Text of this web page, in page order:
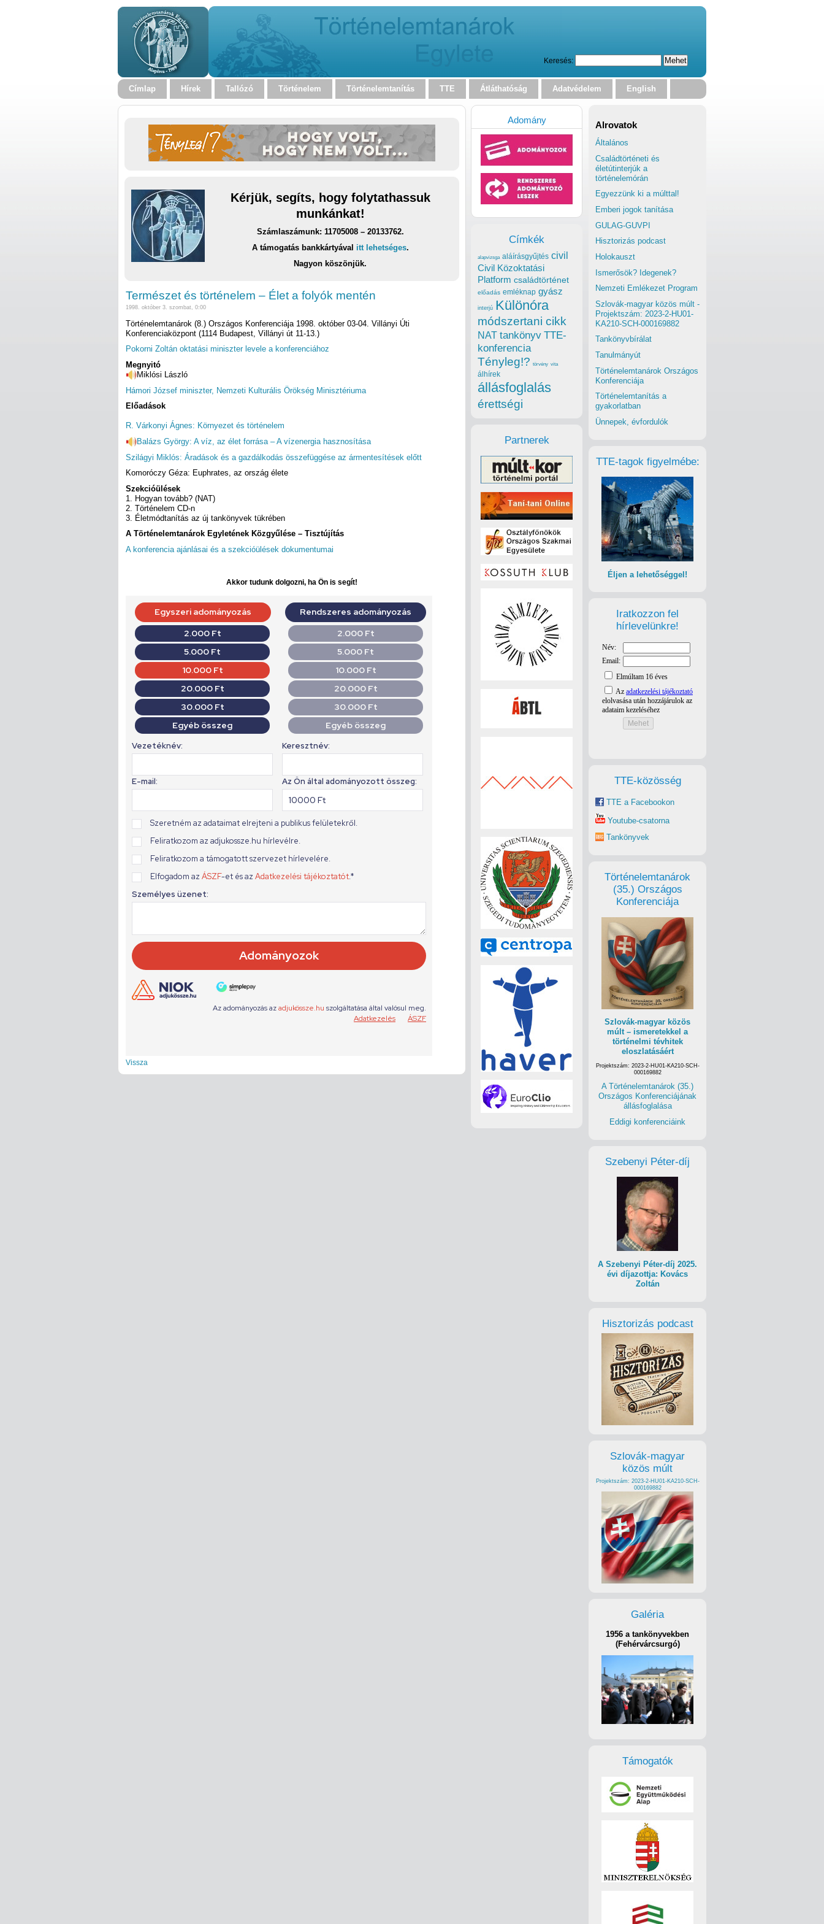
Keresés:
Címlap Hírek Tallózó Történelem Történelemtanítás TTE Átláthatóság Adatvédelem English
Kérjük, segíts, hogy folytathassuk
munkánkat!
Számlaszámunk: 11705008 – 20133762.
A támogatás bankkártyával itt lehetséges.
Nagyon köszönjük.
Természet és történelem – Élet a folyók mentén
1998. október 3. szombat, 0:00
Történelemtanárok (8.) Országos Konferenciája 1998. október 03-04. Villányi Úti
Konferenciaközpont (1114 Budapest, Villányi út 11-13.)
Pokorni Zoltán oktatási miniszter levele a konferenciához
Megnyitó
Miklósi László
Hámori József miniszter, Nemzeti Kulturális Örökség Minisztériuma
Előadások
R. Várkonyi Ágnes: Környezet és történelem
Balázs György: A víz, az élet forrása – A vízenergia hasznosítása
Szilágyi Miklós: Áradások és a gazdálkodás összefüggése az ármentesítések előtt
Komoróczy Géza: Euphrates, az ország élete
Szekcióülések
1. Hogyan tovább? (NAT)
2. Történelem CD-n
3. Életmódtanítás az új tankönyvek tükrében
A Történelemtanárok Egyletének Közgyűlése – Tisztújítás
A konferencia ajánlásai és a szekcióülések dokumentumai
Akkor tudunk dolgozni, ha Ön is segít!
Vissza
Alrovatok
Általános
Családtörténeti és
életútinterjúk a
történelemórán
Egyezzünk ki a múlttal!
Emberi jogok tanítása
GULAG-GUVPI
Hisztorizás podcast
Holokauszt
Ismerősök? Idegenek?
Nemzeti Emlékezet Program
Szlovák-magyar közös múlt -
Projektszám: 2023-2-HU01-
KA210-SCH-000169882
Tankönyvbírálat
Tanulmányút
Történelemtanárok Országos
Konferenciája
Történelemtanítás a
gyakorlatban
Ünnepek, évfordulók
TTE-tagok figyelmébe:
Éljen a lehetőséggel!
Iratkozzon fel
hírlevelünkre!
TTE-közösség
TTE a Facebookon
Youtube-csatorna
Tankönyvek
Történelemtanárok
(35.) Országos
Konferenciája
Szlovák-magyar közös
múlt – ismeretekkel a
történelmi tévhitek
eloszlatásáért
Projektszám: 2023-2-HU01-KA210-SCH-
000169882
A Történelemtanárok (35.)
Országos Konferenciájának
állásfoglalása
Eddigi konferenciáink
Szebenyi Péter-díj
A Szebenyi Péter-díj 2025.
évi díjazottja: Kovács
Zoltán
Hisztorizás podcast
Szlovák-magyar
közös múlt
Projektszám: 2023-2-HU01-KA210-SCH-
000169882
Galéria
1956 a tankönyvekben
(Fehérvárcsurgó)
Támogatók
Adomány
Címkék
alapvizsga aláírásgyűjtés civil
Civil Közoktatási
Platform családtörténet
előadás emléknap gyász
interjú Különóra
módszertani cikk
NAT tankönyv TTE-
konferencia
Tényleg!? törvény vita
álhírek
állásfoglalás
érettségi
Partnerek